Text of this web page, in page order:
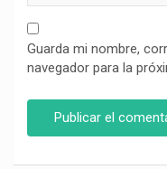
Guarda mi nombre,
navegador para la